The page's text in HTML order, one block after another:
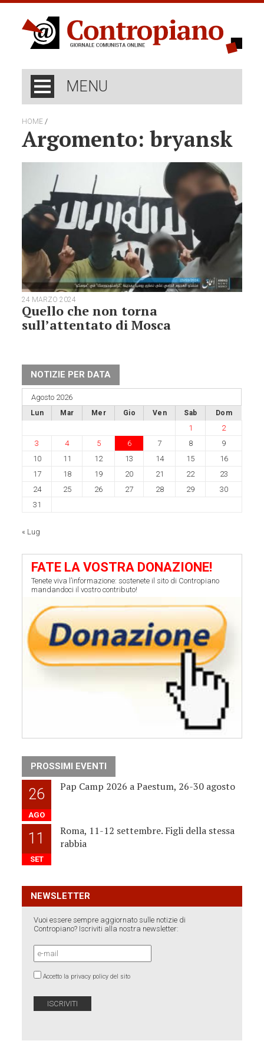
MENU
HOME /
Argomento: bryansk
24 MARZO 2024
Quello che non torna
sull’attentato di Mosca
NOTIZIE PER DATA
Agosto 2026
Lun Mar Mer Gio Ven Sab Dom
1
2
3
4 5 6 7 8
9
10
11 12 13 14 15
16
17
18 19 20 21 22
23
24
25 26 27 28 29
30
31
« Lug
FATE LA VOSTRA DONAZIONE!
Tenete viva l’informazione: sostenete il sito di Contropiano
mandandoci il vostro contributo!
PROSSIMI EVENTI
26
AGO
Pap Camp 2026 a Paestum, 26-30 agosto
11
SET
Roma, 11-12 settembre. Figli della stessa
rabbia
NEWSLETTER
Vuoi essere sempre aggiornato sulle notizie di
Contropiano? Iscriviti alla nostra newsletter:
Accetto la privacy policy del sito